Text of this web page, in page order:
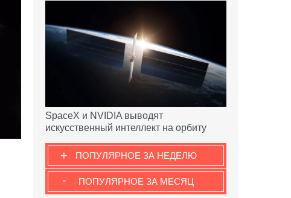
SpaceX и NVIDIA выводят
искусственный интеллект на орбиту
ПОПУЛЯРНОЕ ЗА НЕДЕЛЮ
+
ПОПУЛЯРНОЕ ЗА МЕСЯЦ
-